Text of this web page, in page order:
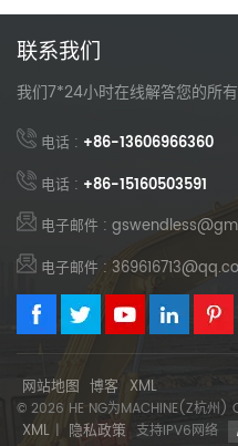
联系我们
我们7*24小时在线解答您的所
电话 : +86-13606966360
电话 : +86-15160503591
电子邮件 :
电子邮件 :
网站地图 博客 XML
© 2026 HE NG为MACHINE(Z杭州)
XML | 隐私政策 支持IPV6网络